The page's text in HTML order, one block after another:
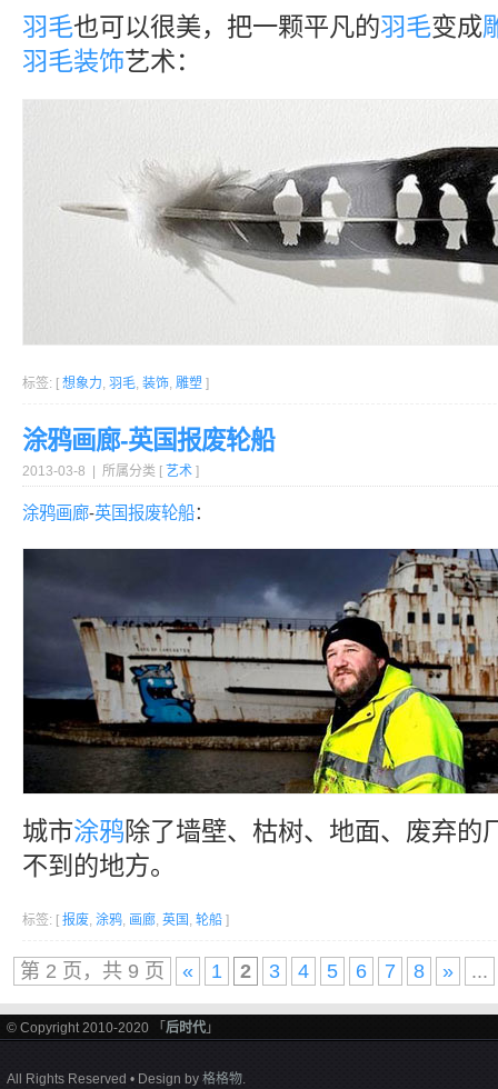
羽毛也可以很美，把一颗平凡的羽毛变成
羽毛装饰艺术：
标签: [ 想象力, 羽毛, 装饰, 雕塑 ]
涂鸦画廊-英国报废轮船
2013-03-8 | 所属分类 [ 艺术 ]
涂鸦画廊-英国报废轮船：
城市涂鸦除了墙壁、枯树、地面、废弃的
不到的地方。
标签: [ 报废, 涂鸦, 画廊, 英国 , 轮船 ]
第 2 页，共 9 页 « 1 2 3 4 5 6 7 8 » ...
© Copyright 2010-2020 「 后时代 」
All Rights Reserved • Design by 格格物.